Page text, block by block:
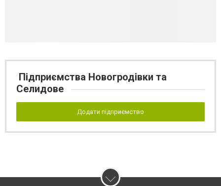
Підприємства Новогродівки та
Селидове
Додати підприємство